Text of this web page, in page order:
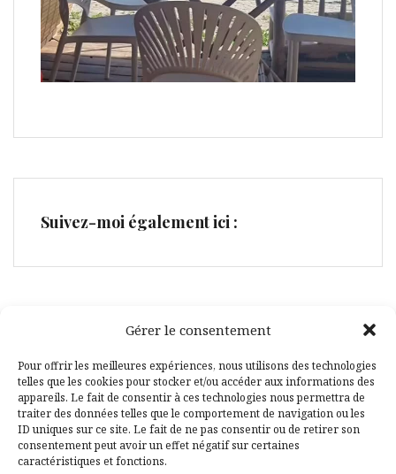
Gérer le consentement
Pour offrir les meilleures expériences, nous utilisons des technologies
telles que les cookies pour stocker et/ou accéder aux informations des
appareils. Le fait de consentir à ces technologies nous permettra de
traiter des données telles que le comportement de navigation ou les
ID uniques sur ce site. Le fait de ne pas consentir ou de retirer son
consentement peut avoir un effet négatif sur certaines
caractéristiques et fonctions.
Suivez-moi également ici :
Facebook
Pinterest